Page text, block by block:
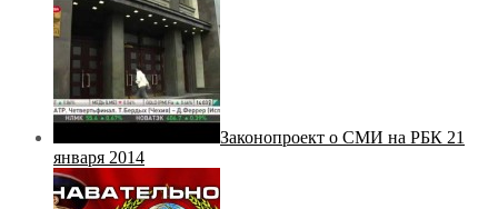
Законопроект о СМИ на РБК 21
января 2014